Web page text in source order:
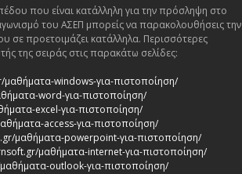
που είναι κατάλληλη για την πρόσληψη στο
του ΑΣΕΠ μπορείς να παρακολουθήσεις την
σε προετοιμάζει κατάλληλα. Περισσότερες
της σειράς στις παρακάτω σελίδες:
windows-για-πιστοποίηση/
word-για-πιστοποίηση/
excel-για-πιστοποίηση/
access-για-πιστοποίηση/
μαθήματα-powerpoint-για-πιστοποίηση/
μαθήματα-internet-για-πιστοποίηση/
outlook-για-πιστοποίηση/